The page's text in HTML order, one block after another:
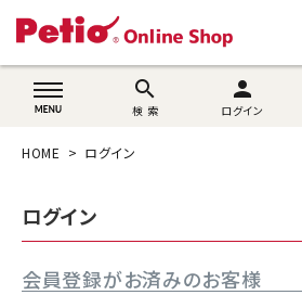
wovn-lang-name
search
検 索
person
ログイン
うさぎ用品
ブランド別に探す
HOME ログイン
ログイン
会員登録がお済みのお客様